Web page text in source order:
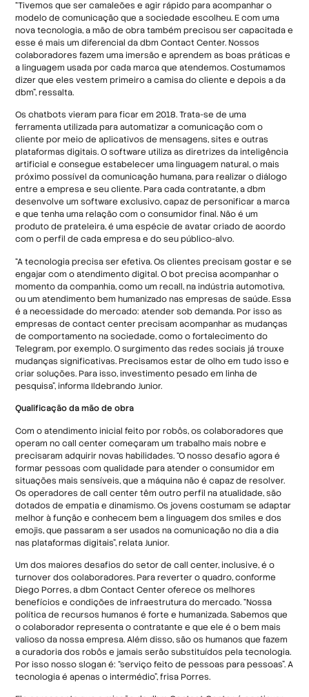
“Tivemos que ser camaleões e agir rápido para acompanhar o
modelo de comunicação que a sociedade escolheu. E com uma
nova tecnologia, a mão de obra também precisou ser capacitada e
esse é mais um diferencial da dbm Contact Center. Nossos
colaboradores fazem uma imersão e aprendem as boas práticas e
a linguagem usada por cada marca que atendemos. Costumamos
dizer que eles vestem primeiro a camisa do cliente e depois a da
dbm”, ressalta.
Os chatbots vieram para ficar em 2018. Trata-se de uma
ferramenta utilizada para automatizar a comunicação com o
cliente por meio de aplicativos de mensagens, sites e outras
plataformas digitais. O software utiliza as diretrizes da inteligência
artificial e consegue estabelecer uma linguagem natural, o mais
próximo possível da comunicação humana, para realizar o diálogo
entre a empresa e seu cliente. Para cada contratante, a dbm
desenvolve um software exclusivo, capaz de personificar a marca
e que tenha uma relação com o consumidor final. Não é um
produto de prateleira, é uma espécie de avatar criado de acordo
com o perfil de cada empresa e do seu público-alvo.
“A tecnologia precisa ser efetiva. Os clientes precisam gostar e se
engajar com o atendimento digital. O bot precisa acompanhar o
momento da companhia, como um recall, na indústria automotiva,
ou um atendimento bem humanizado nas empresas de saúde. Essa
é a necessidade do mercado: atender sob demanda. Por isso as
empresas de contact center precisam acompanhar as mudanças
de comportamento na sociedade, como o fortalecimento do
Telegram, por exemplo. O surgimento das redes sociais já trouxe
mudanças significativas. Precisamos estar de olho em tudo isso e
criar soluções. Para isso, investimento pesado em linha de
pesquisa”, informa Ildebrando Junior.
Qualificação da mão de obra
Com o atendimento inicial feito por robôs, os colaboradores que
operam no call center começaram um trabalho mais nobre e
precisaram adquirir novas habilidades. “O nosso desafio agora é
formar pessoas com qualidade para atender o consumidor em
situações mais sensíveis, que a máquina não é capaz de resolver.
Os operadores de call center têm outro perfil na atualidade, são
dotados de empatia e dinamismo. Os jovens costumam se adaptar
melhor à função e conhecem bem a linguagem dos smiles e dos
emojis, que passaram a ser usados na comunicação no dia a dia
nas plataformas digitais”, relata Junior.
Um dos maiores desafios do setor de call center, inclusive, é o
turnover dos colaboradores. Para reverter o quadro, conforme
Diego Porres, a dbm Contact Center oferece os melhores
benefícios e condições de infraestrutura do mercado. “Nossa
política de recursos humanos é forte e humanizada. Sabemos que
o colaborador representa o contratante e que ele é o bem mais
valioso da nossa empresa. Além disso, são os humanos que fazem
a curadoria dos robôs e jamais serão substituídos pela tecnologia.
Por isso nosso slogan é: “serviço feito de pessoas para pessoas”. A
tecnologia é apenas o intermédio”, frisa Porres.